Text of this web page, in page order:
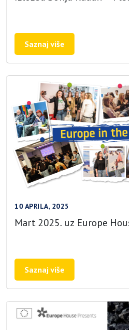
Saznaj više
10 APRILA, 2025
Mart 2025. uz Europe
Saznaj više